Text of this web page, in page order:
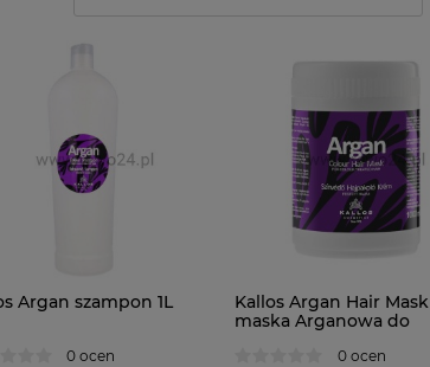
Argan szampon 1L
0 ocen
Kallos Argan Hair Mask
maska Arganowa do
0 ocen